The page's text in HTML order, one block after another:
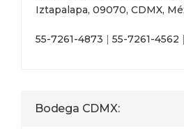
Iztapalapa, 09070, CDMX,
55-7261-4873 | 55-7261-4562 |
Bodega CDMX: